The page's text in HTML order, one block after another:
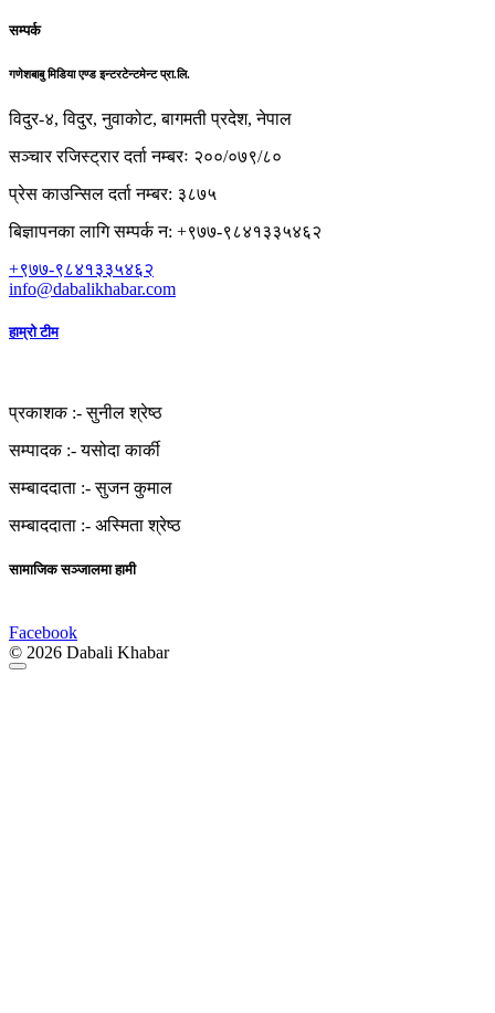
सम्पर्क
गणेशबाबु मिडिया एण्ड इन्टरटेन्टमेन्ट प्रा.लि.
विदुर-४, विदुर, नुवाकोट, बागमती प्रदेश, नेपाल
सञ्चार रजिस्ट्रार दर्ता नम्बरः २००/०७९/८०
प्रेस काउन्सिल दर्ता नम्बर: ३८७५
बिज्ञापनका लागि सम्पर्क न: +९७७-९८४१३३५४६२
+९७७-९८४१३३५४६२
info@dabalikhabar.com
हाम्रो टीम
प्रकाशक :-सुनील श्रेष्ठ
सम्पादक :-यसोदा कार्की
सम्बाददाता :-सुजन कुमाल
सम्बाददाता :- अस्मिता श्रेष्ठ
सामाजिक सञ्जालमा हामी
Facebook
© 2026 Dabali Khabar